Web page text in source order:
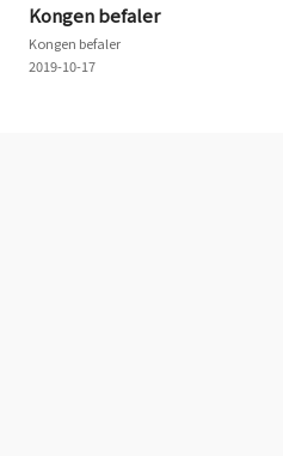
Kongen befaler
Kongen befaler
2019-10-17